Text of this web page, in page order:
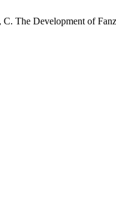
The Development of